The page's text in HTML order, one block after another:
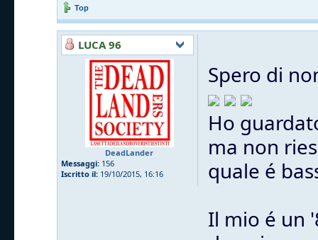
Top
LUCA 96
DeadLander
Messaggi: 156
Iscritto il: 19/10/2015, 16:16
Spero di
Ho
ma non
quale é
Il mio é un